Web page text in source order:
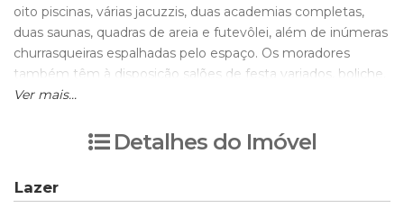
oito piscinas, várias jacuzzis, duas academias completas,
duas saunas, quadras de areia e futevôlei, além de inúmeras
churrasqueiras espalhadas pelo espaço. Os moradores
também têm à disposição salões de festa variados, boliche,
salão de beleza, padaria, restaurante, sala de música
para lutas e até sala de treinamento funcional. Para maior
de segurança reforçado e cinco elevadores para melhor
Ver mais...
Detalhes do Imóvel
Lazer